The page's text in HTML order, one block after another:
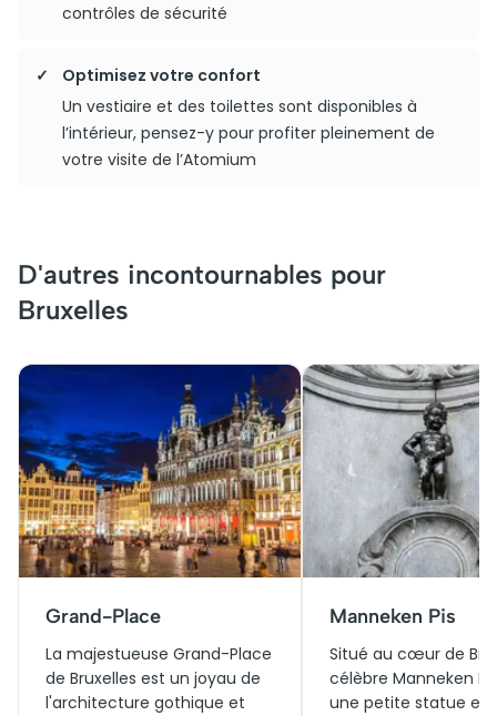
contrôles de sécurité
Optimisez votre confort
Un vestiaire et des toilettes sont disponibles à
l’intérieur, pensez-y pour profiter pleinement de
votre visite de l’Atomium
D'autres incontournables pour
Bruxelles
Grand-Place
La majestueuse Grand-Place
de Bruxelles est un joyau de
l'architecture gothique et
Manneken Pis
Situé au cœur de
célèbre Manneken
une petite statue en